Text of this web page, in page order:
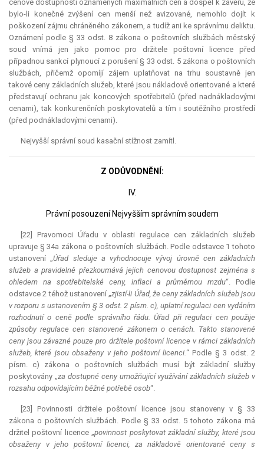
cenové dostupnosti oznámených maximálních cen a dospěl k závěru, že
bylo-li konečné zvýšení cen menší než avizované, nemohlo dojít k
poškození zájmu chráněného zákonem, a tudíž ani ke správnímu deliktu.
Oznámení podle § 33 odst. 8 zákona o poštovních službách městský
soud vnímá jen jako pomoc pro držitele poštovní licence před
případnou sankcí plynoucí z porušení § 33 odst. 5 zákona o poštovních
službách, přičemž opomíjí zájem uplatňovat na trhu soustavně jen
takové ceny základních služeb, které jsou nákladově orientované a které
představují ochranu jak koncových spotřebitelů (před nadnákladovými
cenami), tak konkurenčních poskytovatelů a tím i soutěžního prostředí
(před podnákladovými cenami).
Nejvyšší správní soud kasační stížnost zamítl.
Z ODŮVODNĚNÍ:
IV.
Právní posouzení Nejvyšším správním soudem
[22] Pravomoci Úřadu v oblasti regulace cen základních služeb
upravuje § 34a zákona o poštovních službách. Podle odstavce 1 tohoto
ustanovení „Úřad sleduje a vyhodnocuje vývoj úrovně cen základních
služeb a pravidelně přezkoumává jejich cenovou dostupnost zejména s
ohledem na spotřebitelské ceny, inflaci a průměrnou mzdu“. Podle
odstavce 2 téhož ustanovení „zjistí-li Úřad, že ceny základních služeb jsou
v rozporu s ustanovením § 3 odst. 2 písm. c), uplatní regulaci cen vydáním
rozhodnutí o ceně podle správního řádu. Úřad při regulaci cen použije
způsoby regulace cen stanovené zákonem o cenách. Takto stanovené
ceny jsou závazné pouze pro držitele poštovní licence v rámci základních
služeb, které jsou obsaženy v jeho poštovní licenci.“ Podle § 3 odst. 2
písm. c) zákona o poštovních službách musí být základní služby
poskytovány „za dostupné ceny umožňující využívání základních služeb v
rozsahu odpovídajícím běžné potřebě osob“.
[23] Povinnosti držitele poštovní licence jsou stanoveny v § 33
zákona o poštovních službách. Podle § 33 odst. 5 tohoto zákona má
držitel poštovní licence „povinnost poskytovat základní služby, které jsou
obsaženy v jeho poštovní licenci, za nákladově orientované ceny s